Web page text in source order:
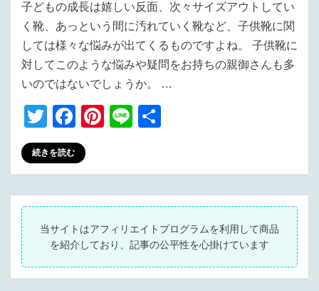
子どもの成長は嬉しい反面、次々サイズアウトしてい
く靴、あっという間に汚れていく靴など、子供靴に関
しては様々な悩みが出てくるものですよね。 子供靴に
対してこのような悩みや疑問をお持ちの親御さんも多
いのではないでしょうか。 …
T
wi
tt
F
a
c
b
o
o
k
Pi
st
Li
続きを読む
当サイトはアフィリエイトプログラムを利用して商品
を紹介しており、記事の公平性を心掛けています